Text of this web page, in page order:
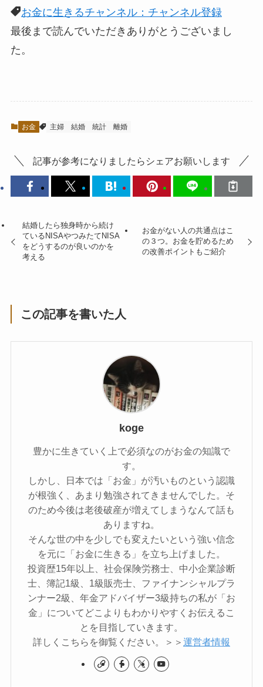
お金に生きるチャンネル：チャンネル登録
最後まで読んでいただきありがとうございまし
た。
お金 主婦 結婚 統計 離婚
記事が参考になりましたらシェアお願いします
結婚したら独身時から続け
ているNISAやつみたてNISA
をどうするのが良いのかを
考える
お金がない人の共通点はこ
の３つ。お金を貯めるため
の改善ポイントもご紹介
この記事を書いた人
koge
豊かに生きていく上で必須なのがお金の知識で
す。
しかし、日本では「お金」が汚いものという認識
が根強く、あまり勉強されてきませんでした。そ
のため今後は老後破産が増えてしまうなんて話も
ありますね。
そんな世の中を少しでも変えたいという強い信念
を元に「お金に生きる」を立ち上げました。
投資歴15年以上、社会保険労務士、中小企業診断
士、簿記1級、1級販売士、ファイナンシャルプラ
ンナー2級、年金アドバイザー3級持ちの私が「お
金」についてどこよりもわかりやすくお伝えるこ
とを目指していきます。
詳しくこちらを御覧ください。＞＞ 運営者情報